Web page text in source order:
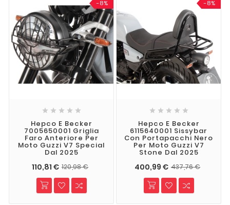
-8%
    
Hepco E Becker
7005650001 Griglia
Faro Anteriore Per
Moto Guzzi V7 Special
Dal 2025
110,81 € 120,98 €
-8%
    
Hepco E Becker
6115640001 Sissybar
Con Portapacchi Nero
Per Moto Guzzi V7
Stone Dal 2025
400,99 € 437,76 €